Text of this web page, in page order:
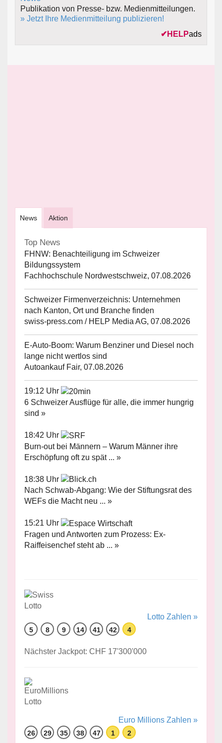
Publikation von Presse- bzw. Medienmitteilungen.
» Jetzt Ihre Medienmitteilung publizieren!
✔ HELPads
News Aktion
Top News
FHNW: Benachteiligung im Schweizer
Bildungssystem
Fachhochschule Nordwestschweiz, 07.08.2026
Schweizer Firmenverzeichnis: Unternehmen
nach Kanton, Ort und Branche finden
swiss-press.com / HELP Media AG, 07.08.2026
E-Auto-Boom: Warum Benziner und Diesel noch
lange nicht wertlos sind
Autoankauf Fair, 07.08.2026
19:12 Uhr
6 Schweizer Ausflüge für alle, die immer hungrig
sind »
18:42 Uhr
Burn-out bei Männern – Warum Männer ihre
Erschöpfung oft zu spät ... »
18:38 Uhr
Nach Schwab-Abgang: Wie der Stiftungsrat des
WEFs die Macht neu ... »
15:21 Uhr
Fragen und Antworten zum Prozess: Ex-
Raiffeisenchef steht ab ... »
Lotto Zahlen »
5 8 9 14 41 42 4
Nächster Jackpot: CHF 17'300'000
Euro Millions Zahlen »
26 29 35 38 47 1 2